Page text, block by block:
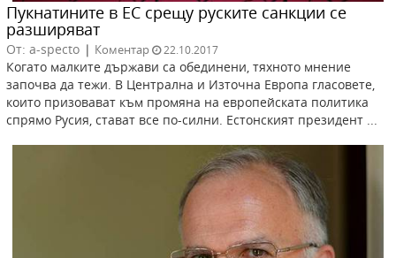
Пукнатините в ЕС срещу руските санкции се
разширяват
От: a-specto | Коментар 22.10.2017
Когато малките държави са обединени, тяхното мнение
започва да тежи. В Централна и Източна Европа гласовете,
които призовават към промяна на европейската политика
спрямо Русия, стават все по-силни. Естонският президент ...